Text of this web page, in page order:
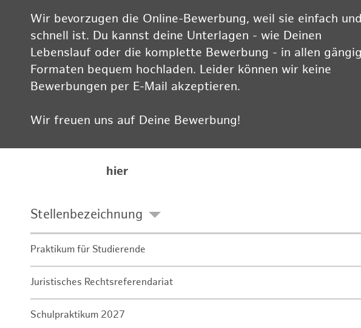
Wir bevorzugen die Online-Bewerbung, weil sie einfach und
schnell ist. Du kannst deine Unterlagen - wie Deinen
Lebenslauf oder die komplette Bewerbung - in allen
Formaten bequem hochladen. Leider können wir keine
Bewerbungen per E-Mail akzeptieren.
Wir freuen uns auf Deine Bewerbung!
hier
Stellenbezeichnung
Praktikum für Studierende
Juristisches Rechtsreferendariat
Schulpraktikum 2027